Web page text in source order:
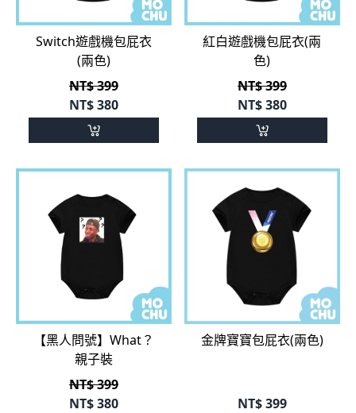
Switch遊戲機包屁衣
(兩色)
NT$ 399
NT$380
紅白遊戲機包屁衣(兩
色)
NT$ 399
NT$380
【黑人問號】What？
親子裝
NT$ 399
NT$380
金牌寶寶包屁衣(兩色)
NT$399